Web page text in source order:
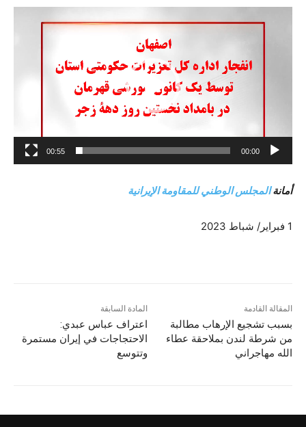
ي
00:00
00:55
أمانةالمجلس الوطني للمقاومة الإيرانية
1 فبراير/ شباط 2023
المادة السابقة
اعتراف عباس عبدي:
الاحتجاجات في إيران مستمرة
وتتوسع
المقالة القادمة
بسبب تشجيع الإرهاب مطالبة
من شرطة لندن بملاحقة عطاء
الله مهاجراني